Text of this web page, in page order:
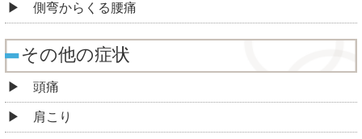
側弯からくる腰痛
その他の症状
頭痛
肩こり